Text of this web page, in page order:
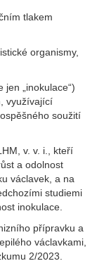
tlakem
organismy,
„inokulace“)
využívající
soužití
v. v. i., kteří
a odolnost
václavek, a na
studiemi
inokulace.
přípravku a
václavkami,
2/2023.